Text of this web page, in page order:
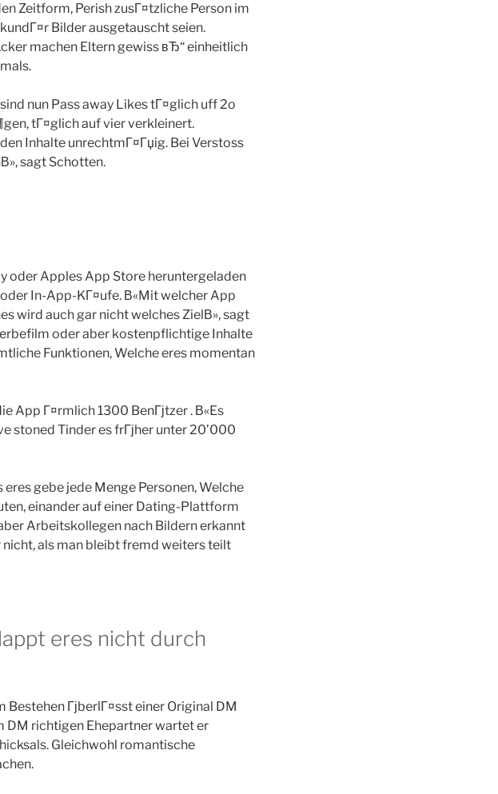
Zeitform, Perish zusГ¤tzliche Person im
Bilder ausgetauscht seien.
machen Eltern gewiss вЂ“ einheitlich
nun Pass away Likes tГ¤glich uff 2o
tГ¤glich auf vier verkleinert.
Inhalte unrechtmГ¤Гџig. Bei Verstoss
sagt Schotten.
oder Apples App Store heruntergeladen
In-App-KГ¤ufe. В«Mit welcher App
wird auch gar nicht welches ZielВ», sagt
oder aber kostenpflichtige Inhalte
Funktionen, Welche eres momentan
App Г¤rmlich 1300 BenГјtzer . В«Es
stoned Tinder es frГјher unter 20’000
gebe jede Menge Personen, Welche
einander auf einer Dating-Plattform
Arbeitskollegen nach Bildern erkannt
als man bleibt fremd weiters teilt
eres nicht durch
ГјberlГ¤sst einer Original DM
DM richtigen Ehepartner wartet er
Gleichwohl romantische